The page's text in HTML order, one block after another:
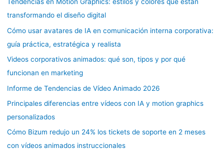
Tendencias en Motion Graphics: estilos y colores que están
transformando el diseño digital
Cómo usar avatares de IA en comunicación interna corporativa:
guía práctica, estratégica y realista
Videos corporativos animados: qué son, tipos y por qué
funcionan en marketing
Informe de Tendencias de Vídeo Animado 2026
Principales diferencias entre vídeos con IA y motion graphics
personalizados
Cómo Bizum redujo un 24% los tickets de soporte en 2 meses
con vídeos animados instruccionales